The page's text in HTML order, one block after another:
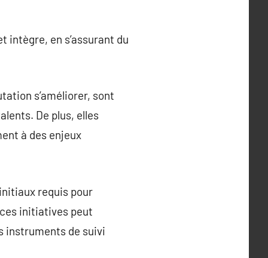
intègre, en s’assurant du
s’améliorer, sont
De plus, elles
à des enjeux
requis pour
initiatives peut
instruments de suivi